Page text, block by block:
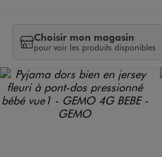
Choisir mon magasin
pour voir les produits disponibles